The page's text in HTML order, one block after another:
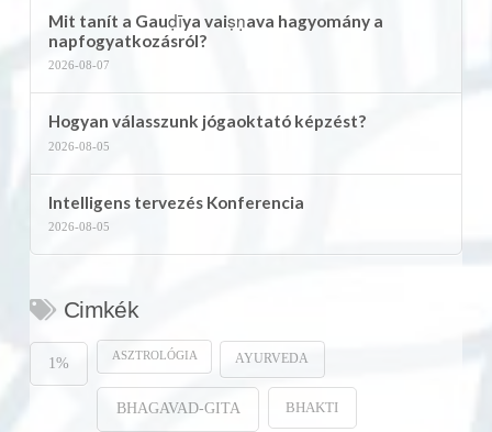
Mit tanít a Gauḍīya vaiṣṇava hagyomány a
napfogyatkozásról?
2026-08-07
Hogyan válasszunk jógaoktató képzést?
2026-08-05
Intelligens tervezés Konferencia
2026-08-05
Cimkék
1% ASZTROLÓGIA AYURVEDA
BHAGAVAD-GITA BHAKTI